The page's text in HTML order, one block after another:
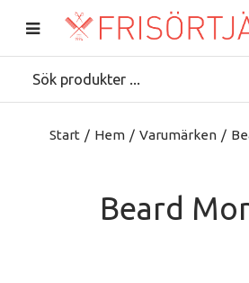
Start / Hem / Varumärken /
Beard